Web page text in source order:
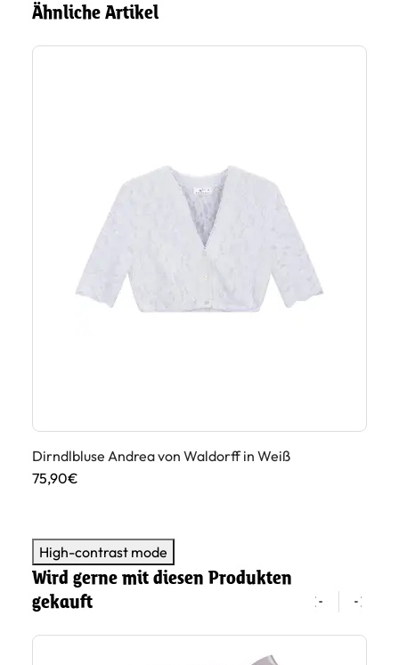
Ähnliche Artikel
Dirndlbluse Andrea von Waldorff in Weiß
75,90€
High-contrast mode
Wird gerne mit diesen Produkten
gekauft